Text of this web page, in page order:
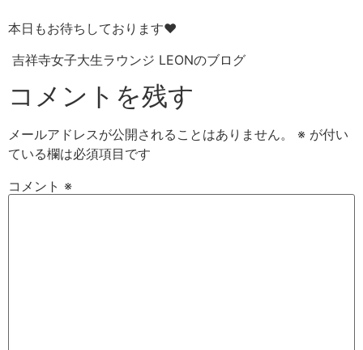
本日もお待ちしております❤︎
吉祥寺女子大生ラウンジ LEONのブログ
コメントを残す
メールアドレスが公開されることはありません。 ※ が付い
ている欄は必須項目です
コメント ※